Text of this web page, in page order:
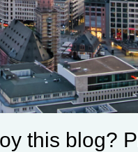
this blog?